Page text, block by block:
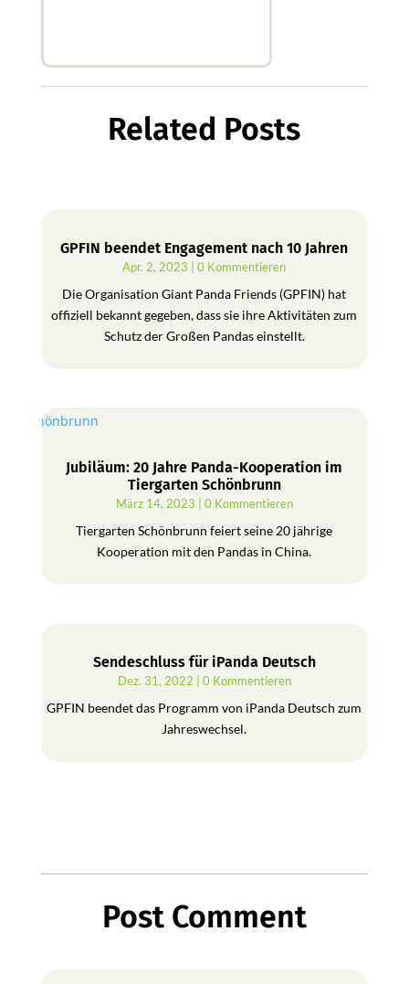
Related Posts
GPFIN beendet Engagement nach 10 Jahren
Apr. 2, 2023 | 0 Kommentieren
Die Organisation Giant Panda Friends (GPFIN) hat
offiziell bekannt gegeben, dass sie ihre Aktivitäten zum
Schutz der Großen Pandas einstellt.
Jubiläum: 20 Jahre Panda-Kooperation im
Tiergarten Schönbrunn
März 14, 2023 | 0 Kommentieren
Tiergarten Schönbrunn feiert seine 20 jährige
Kooperation mit den Pandas in China.
Sendeschluss für iPanda Deutsch
Dez. 31, 2022 | 0 Kommentieren
GPFIN beendet das Programm von iPanda Deutsch zum
Jahreswechsel.
Post Comment